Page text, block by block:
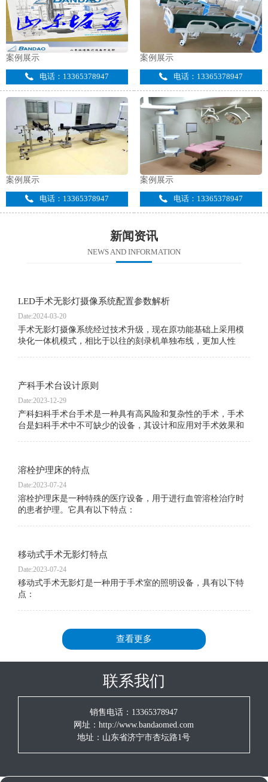
案例展示
电话：13365378947
案例展示
电话：13365378947
案例展示
电话：13365378947
案例展示
电话：13365378947
新闻资讯
NEWS AND INFORMATION
LED手术无影灯摄像系统配置参数解析
Date:2024-03-20
手术无影灯摄像系统经过技术升级，现在原功能基础上采用模
块化一体机模式，相比于以往的刻录机单独布线，更加人性
产科手术台设计原则
Date:2023-12-29
产科妇科手术台手术是一种具有高风险和复杂性的手术，手术
台是妇科手术中不可缺少的设备，其设计和应用对手术效果和
溶栓护理床的特点
Date:2023-07-24
溶栓护理床是一种特殊的医疗设备，用于进行血管溶栓治疗时
的患者护理。它具有以下特点：
移动式手术无影灯特点
Date:2023-07-24
移动式手术无影灯是一种用于手术室的照明设备，具有以下特
点：
查看更多
联系我们
销售电话：13365378947
网址：http://www.bandaomed.com
地址：山东省济宁市杏坛路1号